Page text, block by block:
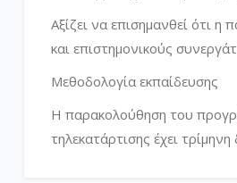
Αξίζει να επισημανθεί ότι η
και επιστημονικούς
Μεθοδολογία εκπαίδευσης
Η παρακολούθηση του
τηλεκατάρτισης έχει